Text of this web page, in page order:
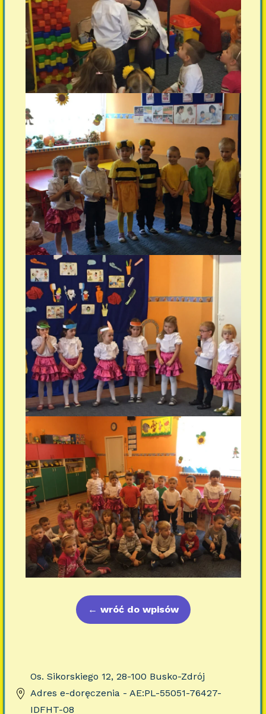
← wróć do wpisów
Os. Sikorskiego 12, 28-100 Busko-Zdrój
Adres e-doręczenia - AE:PL-55051-76427-
IDFHT-08